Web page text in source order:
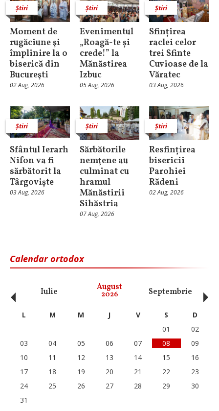
Știri
Moment de
rugăciune şi
împlinire la o
biserică din
Bucureşti
02 Aug, 2026
Știri
Evenimentul
„Roagă-te și
crede!” la
Mănăstirea
Izbuc
05 Aug, 2026
Știri
Sfințirea
raclei celor
trei Sfinte
Cuvioase de la
Văratec
03 Aug, 2026
Știri
Sfântul Ierarh
Nifon va fi
sărbătorit la
Târgoviște
03 Aug, 2026
Știri
Sărbătorile
nemţene au
culminat cu
hramul
Mănăstirii
Sihăstria
07 Aug, 2026
Știri
Resfințirea
bisericii
Parohiei
Rădeni
02 Aug, 2026
Calendar ortodox
Iulie August
2026 Septembrie
‹ L M M J V S
D
01
02
03
04 05 06 07 08
09
10
11 12 13 14 15
16
17
18 19 20 21 22
23
24
25 26 27 28 29
30
31